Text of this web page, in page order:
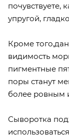
почувствуете,
упругой,
Кроме
видимость
пигментные
поры станут
более ровным
Сыворотка